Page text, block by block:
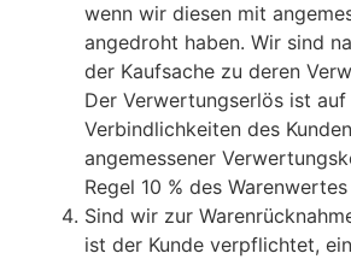
wenn wir diesen mit
angedroht haben. Wir sind
der Kaufsache zu deren
Der Verwertungserlös ist
Verbindlichkeiten des
angemessener
Regel 10 % des
Sind wir zur
ist der Kunde verpflichtet,